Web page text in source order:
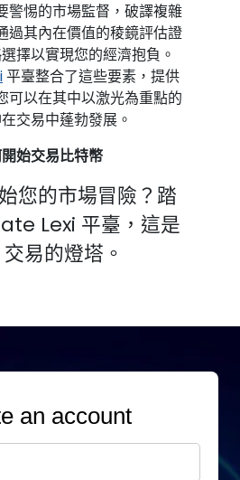
警惕的市場監督，破譯複雜
過其內在價值的稜鏡評估證
擇以實現您的經濟抱負。
平臺整合了這些要素，提供
可以在其中以激光為重點的
交易中蓬勃發展。
始交易比特幣
您的市場冒險？踏
Lexi 平臺，這是
易的燈塔。